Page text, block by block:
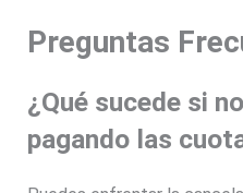
Preguntas
¿Qué sucede si
pagando las